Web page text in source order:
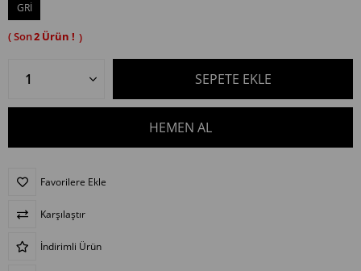
2
GRİ
Favorilere Ekle
Karşılaştır
İndirimli Ürün